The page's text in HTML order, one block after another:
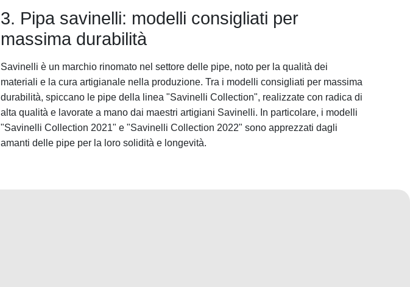
3. Pipa savinelli: modelli consigliati per
massima durabilità
Savinelli è un marchio rinomato nel settore delle pipe, noto per la qualità dei
materiali e la cura artigianale nella produzione. Tra i modelli consigliati per massima
durabilità, spiccano le pipe della linea "Savinelli Collection", realizzate con radica di
alta qualità e lavorate a mano dai maestri artigiani Savinelli. In particolare, i modelli
"Savinelli Collection 2021" e "Savinelli Collection 2022" sono apprezzati dagli
amanti delle pipe per la loro solidità e longevità.